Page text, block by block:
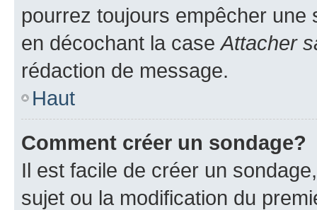
pourrez toujours empêcher une
en décochant la case Attacher
rédaction de message.
Haut
Comment créer un sondage?
Il est facile de créer un
sujet ou la modification du